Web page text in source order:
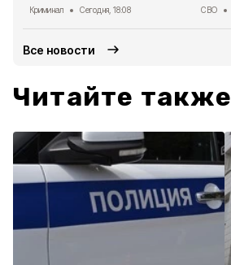
Криминал Сегодня, 18:08 СВО
Все новости
Читайте также